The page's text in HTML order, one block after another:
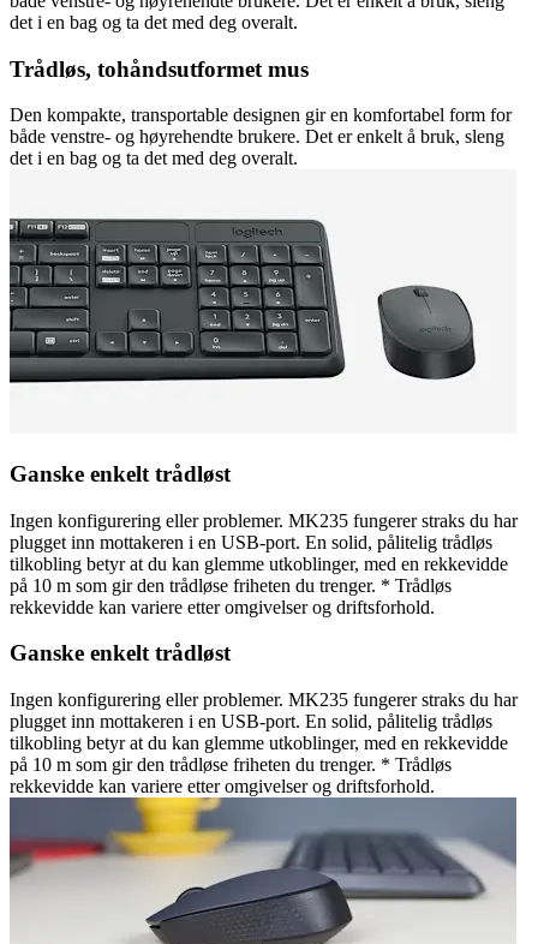
det i en bag og ta det med deg overalt.
Trådløs, tohåndsutformet mus
Den kompakte, transportable designen gir en komfortabel form for
både venstre- og høyrehendte brukere. Det er enkelt å bruk, sleng
det i en bag og ta det med deg overalt.
Ganske enkelt trådløst
Ingen konfigurering eller problemer. MK235 fungerer straks du har
plugget inn mottakeren i en USB-port. En solid, pålitelig trådløs
tilkobling betyr at du kan glemme utkoblinger, med en rekkevidde
på 10 m som gir den trådløse friheten du trenger. * Trådløs
rekkevidde kan variere etter omgivelser og driftsforhold.
Ganske enkelt trådløst
Ingen konfigurering eller problemer. MK235 fungerer straks du har
plugget inn mottakeren i en USB-port. En solid, pålitelig trådløs
tilkobling betyr at du kan glemme utkoblinger, med en rekkevidde
på 10 m som gir den trådløse friheten du trenger. * Trådløs
rekkevidde kan variere etter omgivelser og driftsforhold.